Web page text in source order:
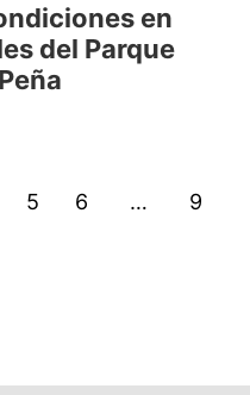
en
del Parque
5 6 … 9